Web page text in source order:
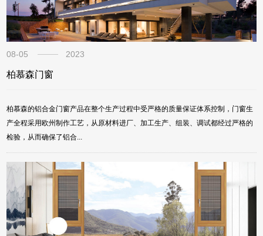
08-05 2023
柏慕森门窗
柏慕森的铝合金门窗产品在整个生产过程中受严格的质量保证体系控制，门窗生
产全程采用欧州制作工艺，从原材料进厂、加工生产、组装、调试都经过严格的
检验，从而确保了铝合...